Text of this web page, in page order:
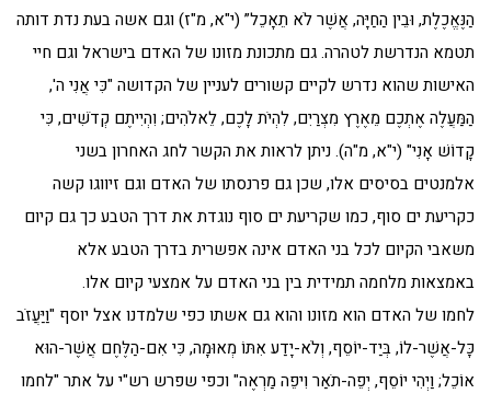
הַנֶּאֱכֶלֶת, וּבֵין הַחַיָּה, אֲשֶׁר לֹא תֵאָכֵל” (י"א, מ"ז) וגם אשה בעת נדת דותה
תטמא הנדרשת לטהרה. גם מתכונת מזונו של האדם בישראל וגם חיי
האישות שהוא נדרש לקיים קשורים לעניין של הקדושה "כִּי אֲנִי ה',
הַמַּעֲלֶה אֶתְכֶם מֵאֶרֶץ מִצְרַיִם, לִהְיֹת לָכֶם, לֵאלֹהִים; וִהְיִיתֶם קְדֹשִׁים, כִּי
קָדוֹשׁ אָנִי" (י"א, מ"ה). ניתן לראות את הקשר לחג האחרון בשני
אלמנטים בסיסים אלו, שכן גם פרנסתו של האדם וגם זיווגו קשה
כקריעת ים סוף, כמו שקריעת ים סוף נוגדת את דרך הטבע כך גם קיום
משאבי הקיום לכל בני האדם אינה אפשרית בדרך הטבע אלא
באמצאות מלחמה תמידית בין בני האדם על אמצעי קיום אלו.
לחמו של האדם הוא מזונו והוא גם אשתו כפי שלמדנו אצל יוסף "וַיַּעֲזֹב
כָּל-אֲשֶׁר-לוֹ, בְּיַד-יוֹסֵף, וְלֹא-יָדַע אִתּוֹ מְאוּמָה, כִּי אִם-הַלֶּחֶם אֲשֶׁר-הוּא
אוֹכֵל; וַיְהִי יוֹסֵף, יְפֵה-תֹאַר וִיפֵה מַרְאֶה" וכפי שפרש רש"י על אתר "לחמו